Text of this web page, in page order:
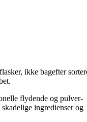
ikke bagefter
flydende og pulver-
ingredienser og